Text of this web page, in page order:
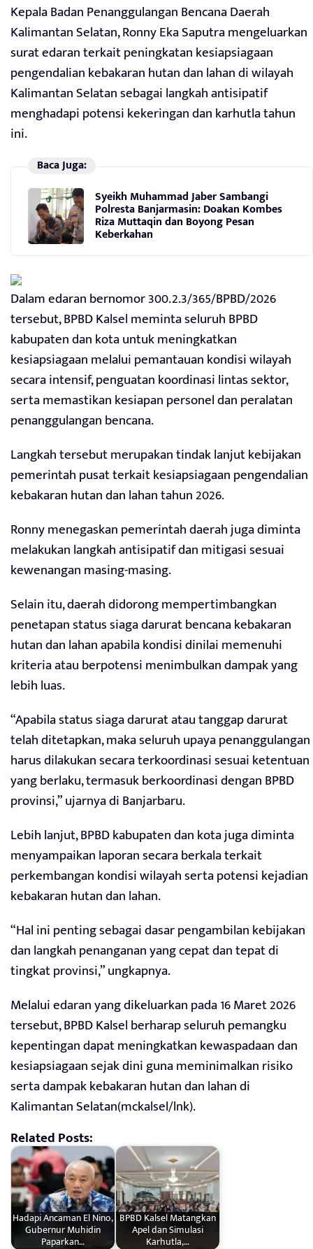
Kepala Badan Penanggulangan Bencana Daerah
Kalimantan Selatan, Ronny Eka Saputra mengeluarkan
surat edaran terkait peningkatan kesiapsiagaan
pengendalian kebakaran hutan dan lahan di wilayah
Kalimantan Selatan sebagai langkah antisipatif
menghadapi potensi kekeringan dan karhutla tahun
ini.
Baca Juga:
Syeikh Muhammad Jaber Sambangi
Polresta Banjarmasin: Doakan Kombes
Riza Muttaqin dan Boyong Pesan
Keberkahan
Dalam edaran bernomor 300.2.3/365/BPBD/2026
tersebut, BPBD Kalsel meminta seluruh BPBD
kabupaten dan kota untuk meningkatkan
kesiapsiagaan melalui pemantauan kondisi wilayah
secara intensif, penguatan koordinasi lintas sektor,
serta memastikan kesiapan personel dan peralatan
penanggulangan bencana.
Langkah tersebut merupakan tindak lanjut kebijakan
pemerintah pusat terkait kesiapsiagaan pengendalian
kebakaran hutan dan lahan tahun 2026.
Ronny menegaskan pemerintah daerah juga diminta
melakukan langkah antisipatif dan mitigasi sesuai
kewenangan masing-masing.
Selain itu, daerah didorong mempertimbangkan
penetapan status siaga darurat bencana kebakaran
hutan dan lahan apabila kondisi dinilai memenuhi
kriteria atau berpotensi menimbulkan dampak yang
lebih luas.
“Apabila status siaga darurat atau tanggap darurat
telah ditetapkan, maka seluruh upaya penanggulangan
harus dilakukan secara terkoordinasi sesuai ketentuan
yang berlaku, termasuk berkoordinasi dengan BPBD
provinsi,” ujarnya di Banjarbaru.
Lebih lanjut, BPBD kabupaten dan kota juga diminta
menyampaikan laporan secara berkala terkait
perkembangan kondisi wilayah serta potensi kejadian
kebakaran hutan dan lahan.
“Hal ini penting sebagai dasar pengambilan kebijakan
dan langkah penanganan yang cepat dan tepat di
tingkat provinsi,” ungkapnya.
Melalui edaran yang dikeluarkan pada 16 Maret 2026
tersebut, BPBD Kalsel berharap seluruh pemangku
kepentingan dapat meningkatkan kewaspadaan dan
kesiapsiagaan sejak dini guna meminimalkan risiko
serta dampak kebakaran hutan dan lahan di
Kalimantan Selatan(mckalsel/lnk).
Related Posts:
Hadapi Ancaman El Nino,
Gubernur Muhidin
Paparkan…
BPBD Kalsel Matangkan
Apel dan Simulasi
Karhutla,…